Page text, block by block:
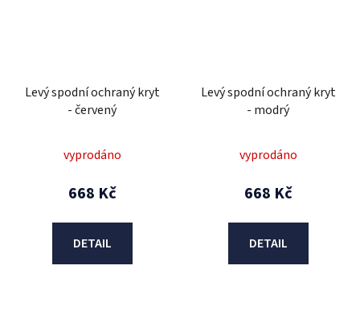
Levý spodní ochraný kryt
- červený
vyprodáno
668 Kč
DETAIL
Levý spodní ochraný kryt
- modrý
vyprodáno
668 Kč
DETAIL